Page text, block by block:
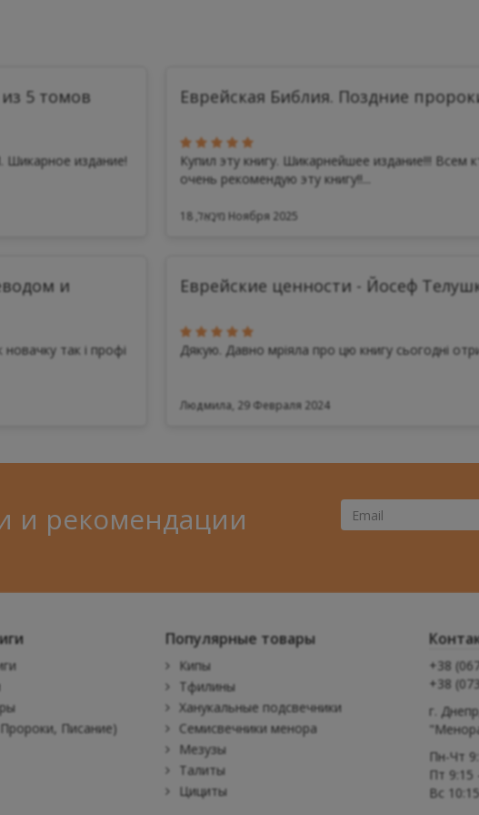
5 томов
Шикарное издание!
Еврейская Библия. Поздние
Купил эту книгу. Шикарнейшее издание!!! Всем
очень рекомендую эту книгу!!...
מִיכָאֵל, 18 Ноября 2025
и
так і профі
Еврейские ценности - Йосеф
Дякую. Давно мріяла про цю книгу сьогодні
Людмила, 29 Февраля 2024
и рекомендации
Ваш
Писание)
Популярные товары
Кипы
Тфилины
Ханукальные подсвечники
Семисвечники менора
Мезузы
Талиты
Цициты
+38
+38
г.
Пн-Чт
Пт 9:15
Вс